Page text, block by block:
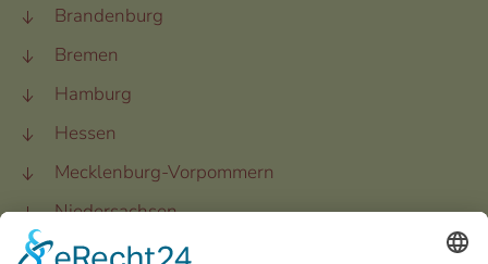
Brandenburg
Bremen
Hamburg
Hessen
Mecklenburg-Vorpommern
Niedersachsen
Nordrhein-Westfalen